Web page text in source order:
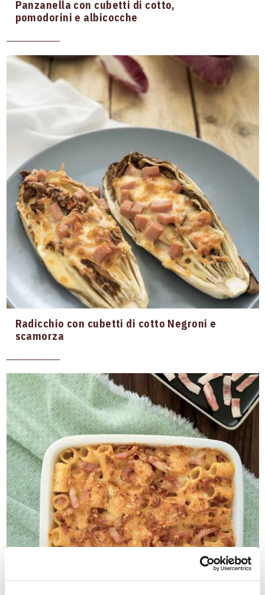
Panzanella con cubetti di cotto,
pomodorini e albicocche
Radicchio con cubetti di cotto Negroni e
scamorza